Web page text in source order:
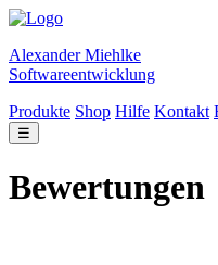
Alexander Miehlke
Softwareentwicklung
Produkte Shop Hilfe Kontakt
☰
Bewertungen